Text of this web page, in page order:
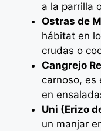
a la parrilla
Ostras de
hábitat en
crudas o
Cangrejo
carnoso, es
en
Uni (Erizo
un manjar